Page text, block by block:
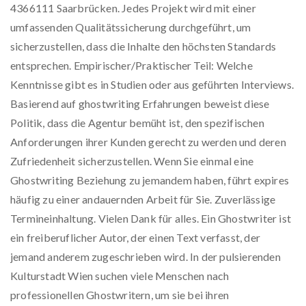
4366111 Saarbrücken. Jedes Projekt wird mit einer
umfassenden Qualitätssicherung durchgeführt, um
sicherzustellen, dass die Inhalte den höchsten Standards
entsprechen. Empirischer/Praktischer Teil: Welche
Kenntnisse gibt es in Studien oder aus geführten Interviews.
Basierend auf ghostwriting Erfahrungen beweist diese
Politik, dass die Agentur bemüht ist, den spezifischen
Anforderungen ihrer Kunden gerecht zu werden und deren
Zufriedenheit sicherzustellen. Wenn Sie einmal eine
Ghostwriting Beziehung zu jemandem haben, führt expires
häufig zu einer andauernden Arbeit für Sie. Zuverlässige
Termineinhaltung. Vielen Dank für alles. Ein Ghostwriter ist
ein freiberuflicher Autor, der einen Text verfasst, der
jemand anderem zugeschrieben wird. In der pulsierenden
Kulturstadt Wien suchen viele Menschen nach
professionellen Ghostwritern, um sie bei ihren